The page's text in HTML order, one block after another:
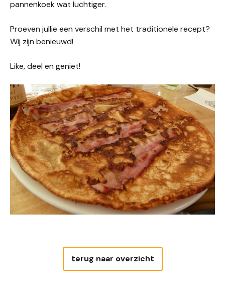
pannenkoek wat luchtiger.
Proeven jullie een verschil met het traditionele recept?
Wij zijn benieuwd!
Like, deel en geniet!
terug naar overzicht